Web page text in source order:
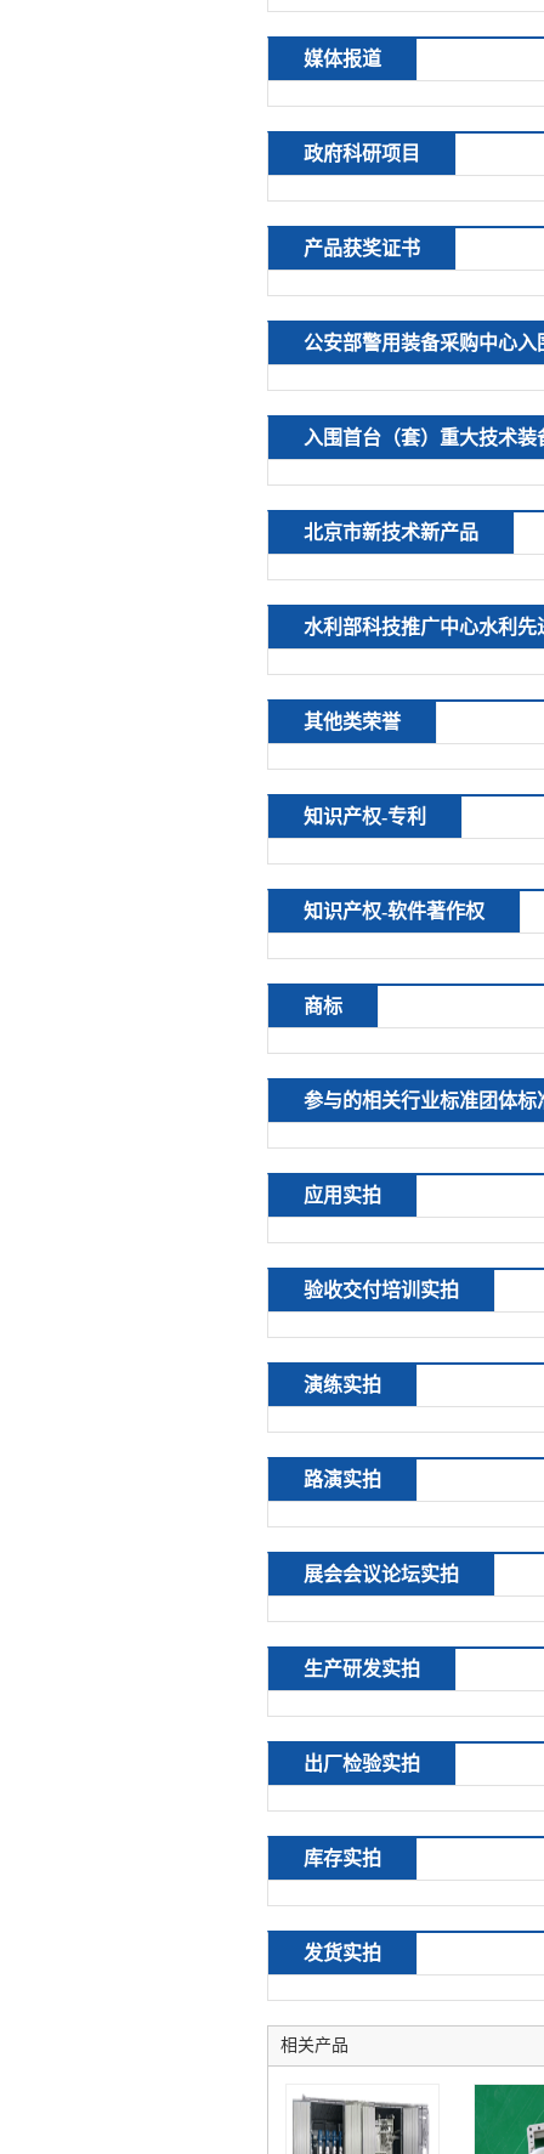
媒体报道
政府科研项目
产品获奖证书
公安部警用装备采购中心入
入围首台（套）重大技术装
北京市新技术新产品
水利部科技推广中心水利
其他类荣誉
知识产权-专利
知识产权-软件著作权
商标
参与的相关行业标准团体标
应用实拍
验收交付培训实拍
演练实拍
路演实拍
展会会议论坛实拍
生产研发实拍
出厂检验实拍
库存实拍
发货实拍
相关产品